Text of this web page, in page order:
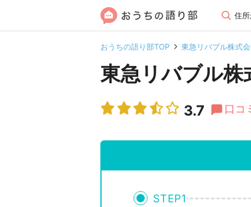
住
おうちの語り部TOP 東急リバブル株式
東急リバブル株
3.7 口コ
STEP1